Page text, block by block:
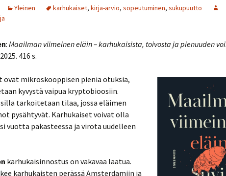
Yleinen karhukaiset, kirja-arvio, sopeutuminen, sukupuutto
: Maailman viimeinen eläin – karhukaisista, toivosta ja pienuuden
416 s.
ovat mikroskooppisen pieniä otuksia,
kyvystä vaipua kryptobioosiin.
tarkoitetaan tilaa, jossa eläimen
pysähtyvät. Karhukaiset voivat olla
vuotta pakasteessa ja virota uudelleen
karhukaisinnostus on vakavaa laatua.
karhukaisten perässä Amsterdamiin ja